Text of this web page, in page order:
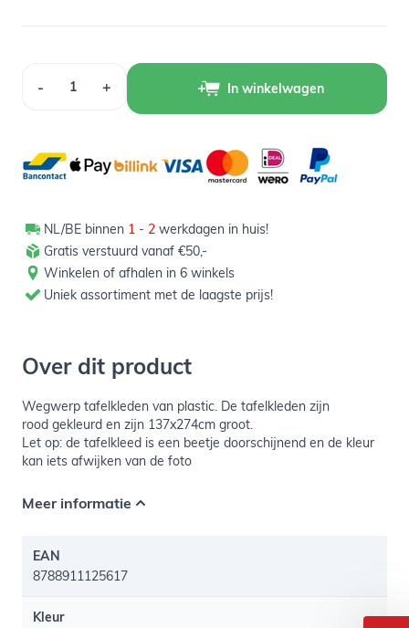
- + In winkelwagen
NL/BE binnen 1 - 2 werkdagen in huis!
Gratis verstuurd vanaf €50,-
Winkelen of afhalen in 6 winkels
Uniek assortiment met de laagste prijs!
Over dit product
Wegwerp tafelkleden van plastic. De tafelkleden zijn
rood gekleurd en zijn 137x274cm groot.
Let op: de tafelkleed is een beetje doorschijnend en de kleur
kan iets afwijken van de foto
Meer informatie
EAN
8788911125617
Kleur